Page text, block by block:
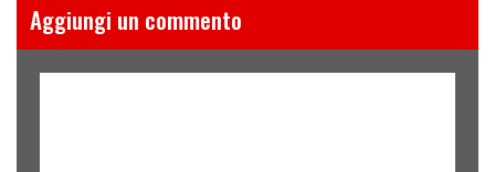
Aggiungi un commento